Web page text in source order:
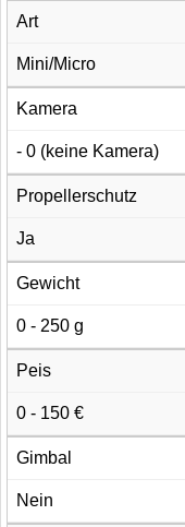
Art
Mini/Micro
Kamera
- 0 (keine Kamera)
Propellerschutz
Ja
Gewicht
0 - 250 g
Peis
0 - 150 €
Gimbal
Nein